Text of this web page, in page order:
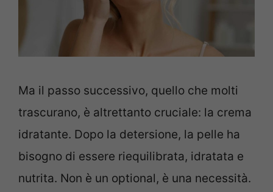
Ma il passo successivo, quello che molti
trascurano, è altrettanto cruciale: la crema
idratante. Dopo la detersione, la pelle ha
bisogno di essere riequilibrata, idratata e
nutrita. Non è un optional, è una necessità.